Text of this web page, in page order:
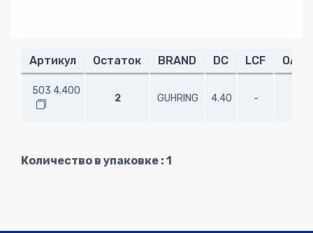
Артикул Остаток BRAND DC LCF OAL
503 4.400
2 GUHRING 4.40 -
Количество в упаковке : 1